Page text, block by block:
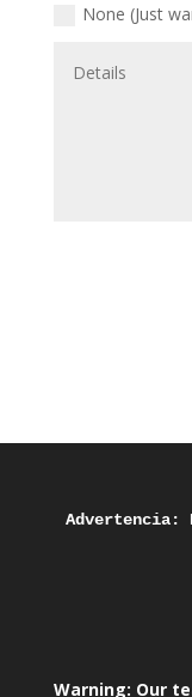
None (Just
Advertencia:
Warning: Our